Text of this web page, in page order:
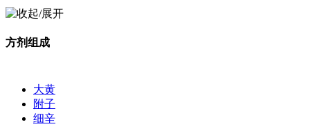
方剂组成
大黄
附子
细辛